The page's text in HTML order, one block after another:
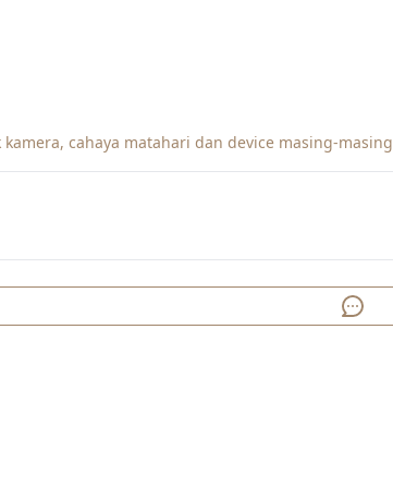
cahaya matahari dan device masing-masing